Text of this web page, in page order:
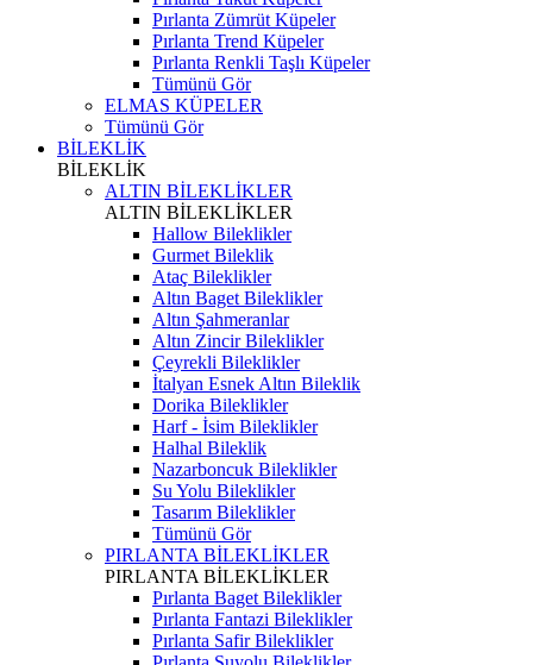
Pırlanta Zümrüt Küpeler
Pırlanta Trend Küpeler
Pırlanta Renkli Taşlı Küpeler
Tümünü Gör
ELMAS KÜPELER
Tümünü Gör
BİLEKLİK
BİLEKLİK
ALTIN BİLEKLİKLER
ALTIN BİLEKLİKLER
Hallow Bileklikler
Gurmet Bileklik
Ataç Bileklikler
Altın Baget Bileklikler
Altın Şahmeranlar
Altın Zincir Bileklikler
Çeyrekli Bileklikler
İtalyan Esnek Altın Bileklik
Dorika Bileklikler
Harf - İsim Bileklikler
Halhal Bileklik
Nazarboncuk Bileklikler
Su Yolu Bileklikler
Tasarım Bileklikler
Tümünü Gör
PIRLANTA BİLEKLİKLER
PIRLANTA BİLEKLİKLER
Pırlanta Baget Bileklikler
Pırlanta Fantazi Bileklikler
Pırlanta Safir Bileklikler